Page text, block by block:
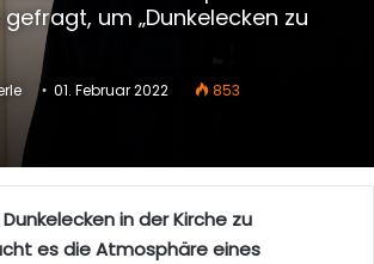
um „Dunkelecken zu
01. Februar 2022
853
in der Kirche zu
es die Atmosphäre eines